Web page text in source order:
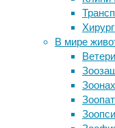
В мире
Пока
что
не
способов
напрямую
Что такое
популярны
ГМ-
от
организме
Перед